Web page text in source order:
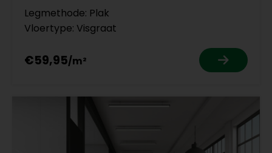
Legmethode: Plak
Vloertype: Visgraat
€59,95